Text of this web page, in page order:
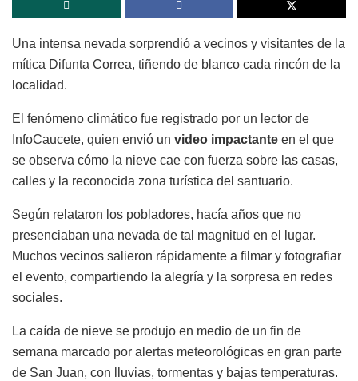
Una intensa nevada sorprendió a vecinos y visitantes de la
mítica Difunta Correa, tiñendo de blanco cada rincón de la
localidad.
El fenómeno climático fue registrado por un lector de
InfoCaucete, quien envió un video impactante en el que
se observa cómo la nieve cae con fuerza sobre las casas,
calles y la reconocida zona turística del santuario.
Según relataron los pobladores, hacía años que no
presenciaban una nevada de tal magnitud en el lugar.
Muchos vecinos salieron rápidamente a filmar y fotografiar
el evento, compartiendo la alegría y la sorpresa en redes
sociales.
La caída de nieve se produjo en medio de un fin de
semana marcado por alertas meteorológicas en gran parte
de San Juan, con lluvias, tormentas y bajas temperaturas.